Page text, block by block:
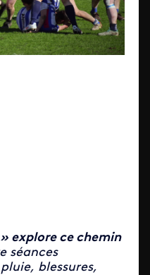
explore ce chemin
séances
blessures,